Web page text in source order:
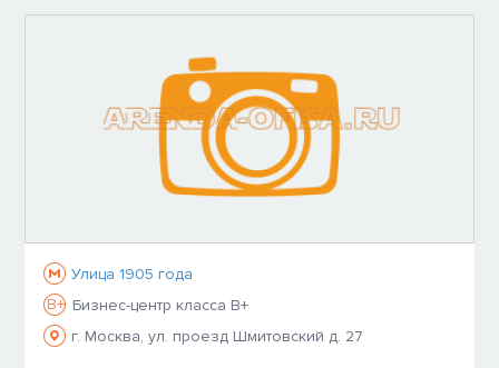
Улица 1905 года
B+ Бизнес-центр класса B+
г. Москва, ул. проезд Шмитовский д. 27